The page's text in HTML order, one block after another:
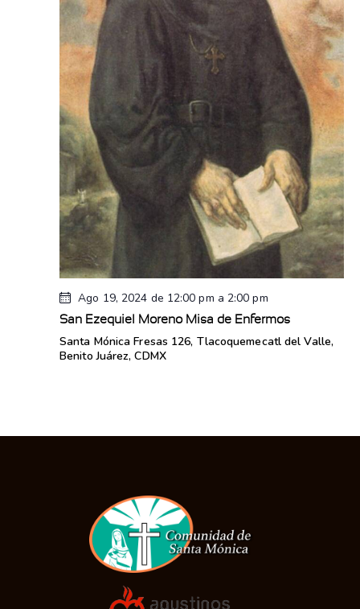
Ago 19, 2024 de 12:00 pm a 2:00 pm
San Ezequiel Moreno Misa de Enfermos
Santa MónicaFresas 126, Tlacoquemecatl del Valle,
Benito Juárez, CDMX